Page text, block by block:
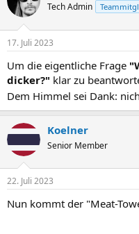
i
e
:
Tech Admin
17. Juli 2023
Um die eigentliche Frage "
dicker?" klar zu
Dem Himmel sei Dank:
Koelner
Senior Member
22. Juli 2023
Nun kommt der "Meat-